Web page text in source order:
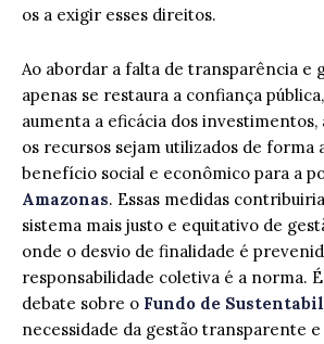
os a exigir esses direitos.
Ao abordar a falta de transparência e
apenas se restaura a confiança
aumenta a eficácia dos investimentos,
os recursos sejam utilizados de forma
benefício social e econômico para a
Amazonas. Essas medidas
sistema mais justo e equitativo de
onde o desvio de finalidade é
responsabilidade coletiva é a norma.
debate sobre o Fundo de
necessidade da gestão transparente